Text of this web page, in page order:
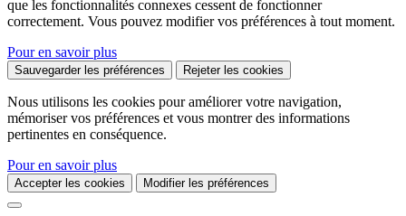
que les fonctionnalités connexes cessent de fonctionner
correctement. Vous pouvez modifier vos préférences à tout moment.
Pour en savoir plus
Sauvegarder les préférences Rejeter les cookies
Nous utilisons les cookies pour améliorer votre navigation,
mémoriser vos préférences et vous montrer des informations
pertinentes en conséquence.
Pour en savoir plus
Accepter les cookies Modifier les préférences